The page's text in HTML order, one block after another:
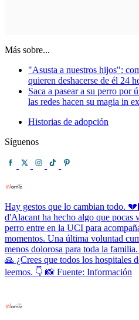
Más sobre...
"Asusta a nuestros hijos":
quieren deshacerse de él 24
Saca a pasear a su perro por
las redes hacen su magia in
Historias de adopción
Síguenos
Hay gestos que lo cambian todo.
d'Alacant ha hecho algo que pocas
perro entre en la UCI para
momentos. Una última voluntad
menos dolorosa para toda la
🙏 ¿Crees que todos los hospitales
leemos. 👇 📸 Fuente: Información